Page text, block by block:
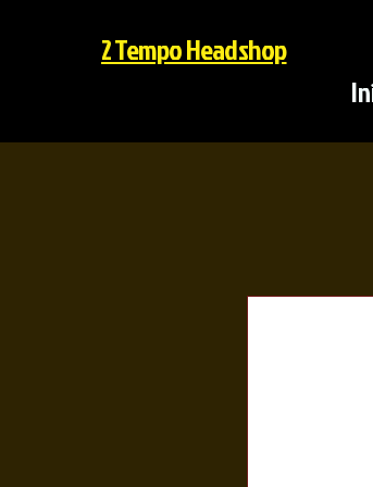
2 Tempo Headshop